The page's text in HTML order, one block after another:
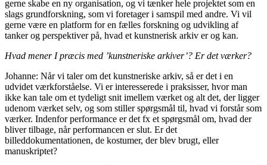
gerne skabe en ny organisation, og vi tænker hele projektet som en
slags grundforskning, som vi foretager i samspil med andre. Vi vil
gerne være en platform for en fælles forskning og udvikling af
tanker og perspektiver på, hvad et kunstnerisk arkiv er og kan.
Hvad mener I præcis med ’kunstneriske arkiver’? Er det værker?
Johanne: Når vi taler om det kunstneriske arkiv, så er det i en
udvidet værkforståelse. Vi er interesserede i praksisser, hvor man
ikke kan tale om et tydeligt snit imellem værket og alt det, der ligger
udenom værket selv, og som stiller spørgsmål til, hvad vi forstår som
værker. Indenfor performance er det fx et spørgsmål om, hvad der
bliver tilbage, når performancen er slut. Er det
billeddokumentationen, de kostumer, der blev brugt, eller
manuskriptet?